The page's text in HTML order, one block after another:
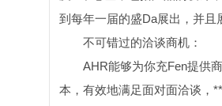
到每年一届的盛Da展出，并且
不可错过的洽谈商机：
AHR能够为你充Fen提供
本，有效地满足面对面洽谈，